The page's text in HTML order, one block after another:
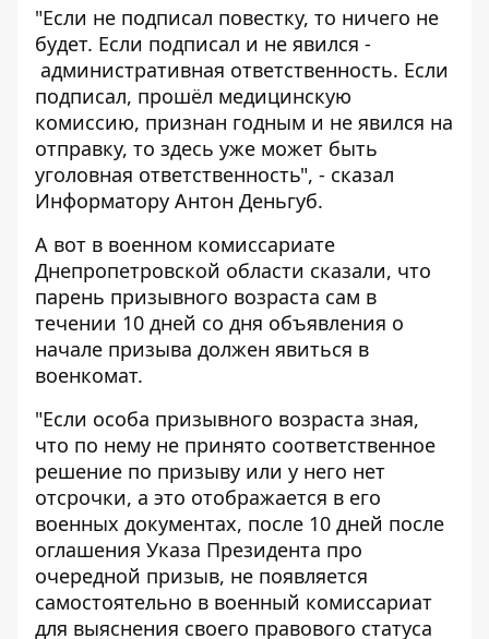
"Если не подписал повестку, то ничего не
будет. Если подписал и не явился -
административная ответственность. Если
подписал, прошёл медицинскую
комиссию, признан годным и не явился на
отправку, то здесь уже может быть
уголовная ответственность", - сказал
Информатору Антон Деньгуб.
А вот в военном комиссариате
Днепропетровской области сказали, что
парень призывного возраста сам в
течении 10 дней со дня объявления о
начале призыва должен явиться в
военкомат.
"Если особа призывного возраста зная,
что по нему не принято соответственное
решение по призыву или у него нет
отсрочки, а это отображается в его
военных документах, после 10 дней после
оглашения Указа Президента про
очередной призыв, не появляется
самостоятельно в военный комиссариат
для выяснения своего правового статуса